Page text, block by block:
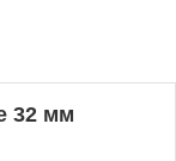
32 мм